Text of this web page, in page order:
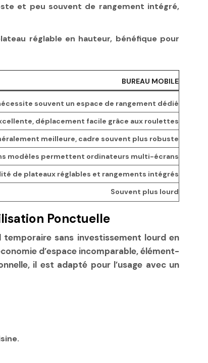
et peu souvent de rangement intégré,
réglable en hauteur, bénéfique pour
BUREAU MOBILE
souvent un espace de rangement dédié
déplacement facile grâce aux roulettes
meilleure, cadre souvent plus robuste
modèles permettent ordinateurs multi-écrans
de plateaux réglables et rangements intégrés
Souvent plus lourd
Ponctuelle
sans investissement lourd en
d’espace incomparable, élément-
il est adapté pour l’usage avec un